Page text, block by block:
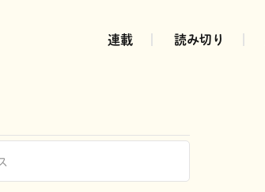
連載 読み切り